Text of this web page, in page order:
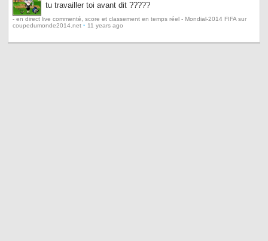
tu travailler toi avant dit ?????
- en direct live commenté, score et classement en temps réel - Mondial-2014 FIFA sur
coupedumonde2014.net · 11 years ago